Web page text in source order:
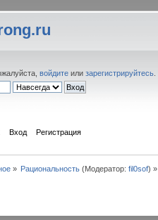
войдите илизарегистрируйтесь
Вход Регистрация
» Рациональность (Модератор:fil0sof) »